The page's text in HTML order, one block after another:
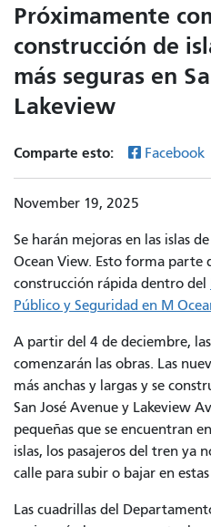
Próximamente
construcción de
más seguras en
Lakeview
Comparte esto: Facebook
November 19, 2025
Se harán mejoras en las islas
Ocean View. Esto forma parte
construcción rápida dentro del
Público y Seguridad en M
A partir del 4 de deciembre,
comenzarán las obras. Las
más anchas y largas y se
San José Avenue y Lakeview
pequeñas que se encuentran
islas, los pasajeros del tren ya
calle para subir o bajar en
Las cuadrillas del